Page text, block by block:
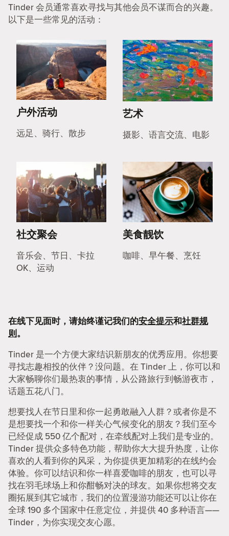
Tinder 会员通常喜欢寻找与其他会员不谋而合的兴趣。
以下是一些常见的活动：
户外活动
远足、骑行、散步
艺术
摄影、语言交流、电影
社交聚会
音乐会、节日、卡拉
OK、运动
美食靓饮
咖啡、早午餐、烹饪
在线下见面时，请始终谨记我们的安全提示和社群规
则。
Tinder 是一个方便大家结识新朋友的优秀应用。你想要
寻找志趣相投的伙伴？没问题。在 Tinder 上，你可以和
大家畅聊你们最热衷的事情，从公路旅行到畅游夜市，
话题五花八门。
想要找人在节日里和你一起勇敢融入人群？或者你是不
是想要找一个和你一样关心气候变化的朋友？我们至今
已经促成 550 亿个配对，在牵线配对上我们是专业的。
Tinder 提供众多特色功能，帮助你大大提升热度，让你
喜欢的人看到你的风采，为你提供更加精彩的在线约会
体验。你可以结识和你一样喜爱咖啡的朋友，也可以寻
找在羽毛球场上和你酣畅对决的球友。如果你想将交友
圈拓展到其它城市，我们的位置漫游功能还可以让你在
全球 190 多个国家中任意定位，并提供 40 多种语言——
Tinder，为你实现交友心愿。